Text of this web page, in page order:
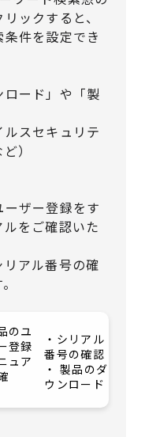
ックすると、
件を設定でき
ード」や「製
スセキュリテ
）
ザー登録をす
をご確認いた
アル番号の確
のユ
登録
ュア
・シリアル
番号の確認
・ 製品のダ
ウンロード